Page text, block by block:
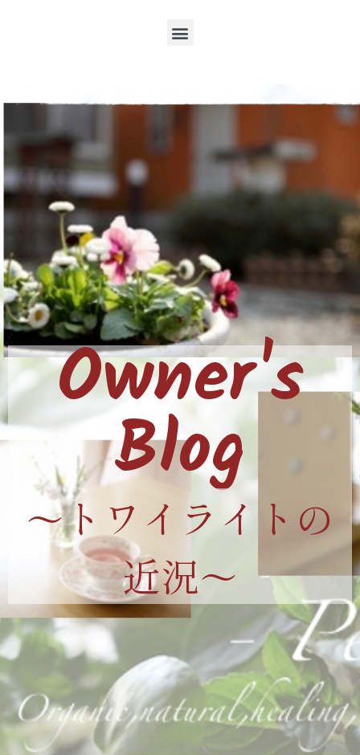
Owner's
Blog
〜トワイライトの
近況〜